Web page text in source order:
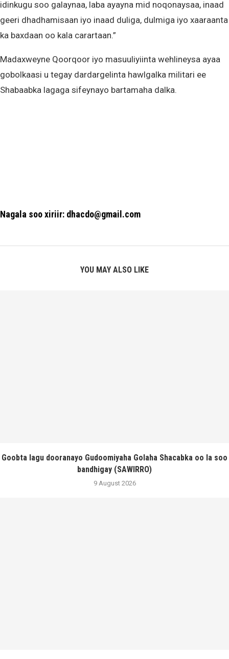
idinkugu soo galaynaa, laba ayayna mid noqonaysaa, inaad
geeri dhadhamisaan iyo inaad duliga, dulmiga iyo xaaraanta
ka baxdaan oo kala carartaan.”
Madaxweyne Qoorqoor iyo masuuliyiinta wehlineysa ayaa
gobolkaasi u tegay dardargelinta hawlgalka militari ee
Shabaabka lagaga sifeynayo bartamaha dalka.
Nagala soo xiriir: dhacdo@gmail.com
YOU MAY ALSO LIKE
Goobta lagu dooranayo Gudoomiyaha Golaha Shacabka oo la soo
bandhigay (SAWIRRO)
9 August 2026